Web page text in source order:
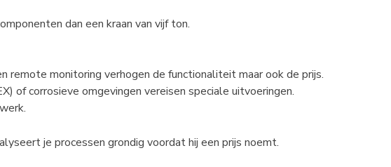
dan een kraan van vijf ton.
remote monitoring verhogen de functionaliteit maar ook de prijs.
of corrosieve omgevingen vereisen speciale uitvoeringen.
je processen grondig voordat hij een prijs noemt.